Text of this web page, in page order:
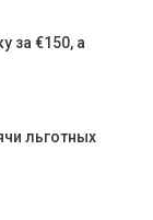
за €150, а
льготных